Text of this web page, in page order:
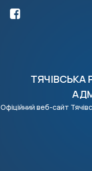
Офіційний веб-сайт